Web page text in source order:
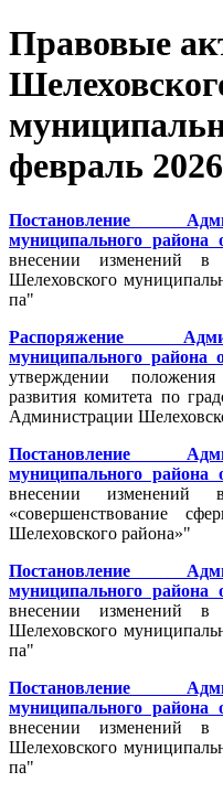
Правовые
февраль
Постановление
муниципального
внесении изменений в
Шелеховского
па"
Распоряжение
муниципального района
утверждении
развития комитета по
Администрации
Постановление
муниципального
внесении изменений
«совершенствование
Шелеховского района»"
Постановление
муниципального
внесении изменений в
Шелеховского
па"
Постановление
муниципального
внесении изменений в
Шелеховского
па"